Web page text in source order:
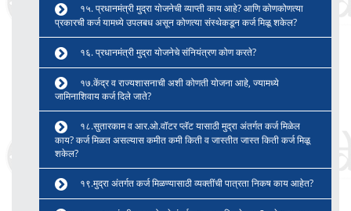
१५. प्रधानमंत्री मुद्रा योजनेची व्याप्ती काय आहे? आणि कोणकोणत्या
प्रकारची कर्ज यामध्ये उपलबध असून कोणत्या संस्थेकडून कर्ज मिळू शकेल?
१६. प्रधानमंत्री मुद्रा योजनेचे संनियंत्रण कोण करते?
१७.केंद्र व राज्यशासनाची अशी कोणती योजना आहे, ज्यामध्ये
जामिनाशिवाय कर्ज दिले जाते?
१८.सुतारकाम व आर.ओ.वॉटर प्लॅट यासाठी मुद्रा अंतर्गत कर्ज मिळेल
काय? कर्ज मिळत असल्यास कमीत कमी किती व जास्तीत जास्त किती कर्ज मिळू
शकेल?
१९.मुद्रा अंतर्गत कर्ज मिळण्यासाठी व्यक्तींची पात्रता निकष काय आहेत?